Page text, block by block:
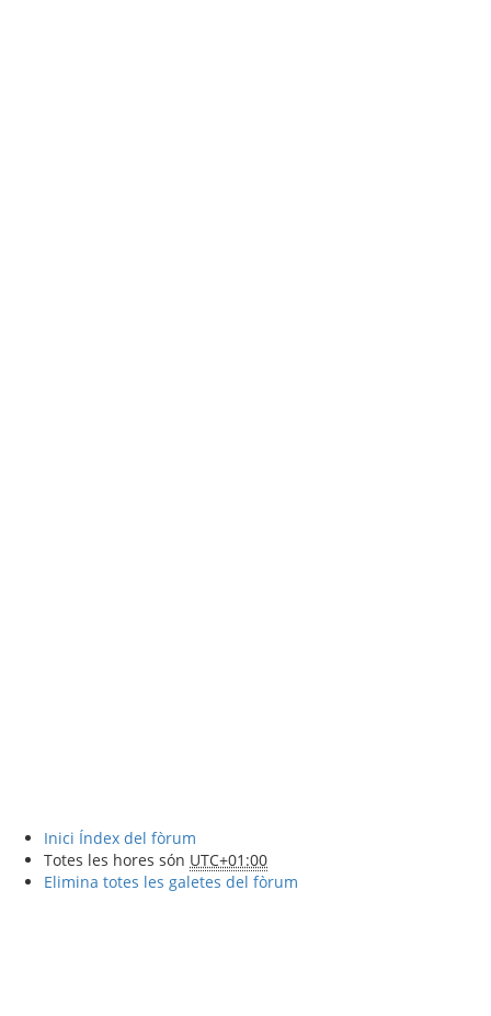
Inici Índex del fòrum
Totes les hores són UTC+01:00
Elimina totes les galetes del fòrum